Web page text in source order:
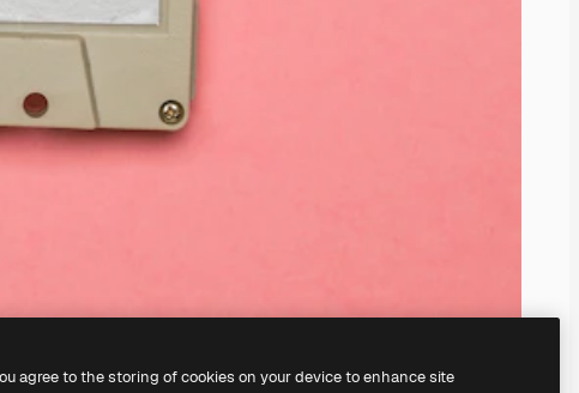
agree to the storing of cookies on your device to enhance site